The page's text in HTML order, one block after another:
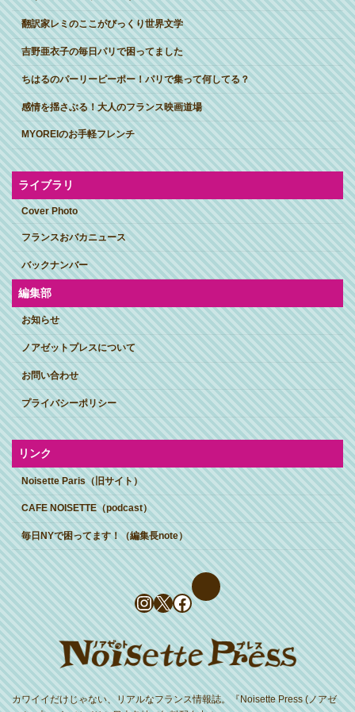
翻訳家レミのここがびっくり世界文学
吉野亜衣子の毎日パリで困ってました
ちはるのパーリーピーポー！パリで集って何してる？
感情を揺さぶる！大人のフランス映画道場
MYOREIのお手軽フレンチ
ライブラリ
Cover Photo
フランスおバカニュース
バックナンバー
編集部
お知らせ
ノアゼットプレスについて
お問い合わせ
プライバシーポリシー
リンク
Noisette Paris（旧サイト）
CAFE NOISETTE（podcast）
毎日NYで困ってます！（編集長note）
Instagram
X Facebook
カワイイだけじゃない、リアルなフランス情報誌。『Noisette Press (ノアゼ